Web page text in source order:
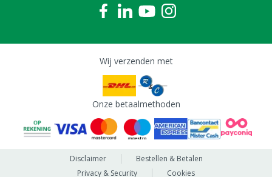
Wij verzenden met
Onze betaalmethoden
Disclaimer
Bestellen & Betalen
Privacy & Security
Cookies